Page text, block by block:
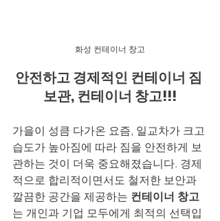
화성 컨테이너 창고
안전하고 경제적인 컨테이너 짐
보관, 컨테이너 창고!!!
가을이 성큼 다가온 요즘, 일교차가 크고
습도가 높아짐에 따라 짐을 안전하게 보
관하는 것이 더욱 중요해졌습니다. 경제
적으로 합리적이면서도 철저한 보안과
깔끔한 공간을 제공하는 컨테이너 창고
는 개인과 기업 모두에게 최적의 선택입